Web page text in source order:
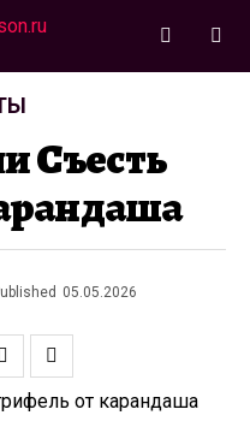
Съесть
05.05.2026